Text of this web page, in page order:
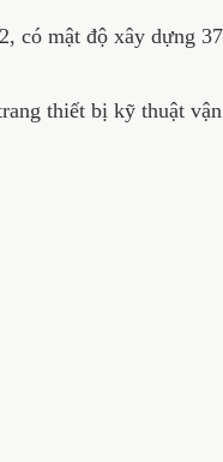
mật độ xây dựng
thiết bị kỹ thuật vận